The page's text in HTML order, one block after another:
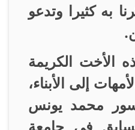
به كثيرا وتدعو
.
الأخت الكريمة
إلى الأبناء،
محمد يونس
في جامعة